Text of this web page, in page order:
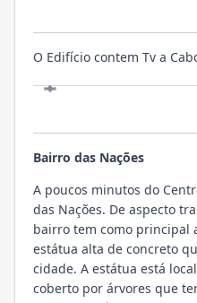
O Edifício contem Tv a
Bairro das Nações
A poucos minutos do
das Nações. De aspecto
bairro tem como principal
estátua alta de concreto
cidade. A estátua está
coberto por árvores que